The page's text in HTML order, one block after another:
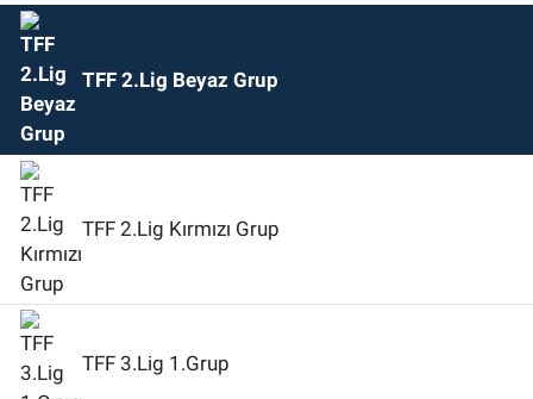
TFF 2.Lig Beyaz Grup
TFF 2.Lig Kırmızı Grup
TFF 3.Lig 1.Grup